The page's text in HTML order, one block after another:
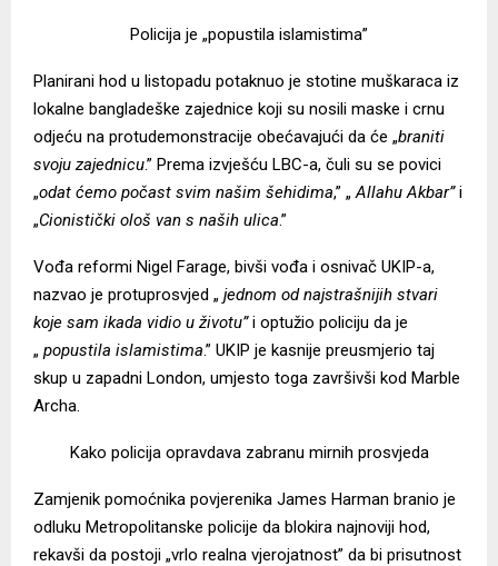
Policija je „popustila islamistima”
Planirani hod u listopadu potaknuo je stotine muškaraca iz
lokalne bangladeške zajednice koji su nosili maske i crnu
odjeću na protudemonstracije obećavajući da će „braniti
svoju zajednicu.” Prema izvješću LBC-a, čuli su se povici
„odat ćemo počast svim našim šehidima,” „ Allahu Akbar”i
„Cionistički ološ van s naših ulica.”
Vođa reformi Nigel Farage, bivši vođa i osnivač UKIP-a,
nazvao je protuprosvjed „ jednom od najstrašnijih stvari
koje sam ikada vidio u životu”i optužio policiju da je
„ popustila islamistima.” UKIP je kasnije preusmjerio taj
skup u zapadni London, umjesto toga završivši kod Marble
Archa.
Kako policija opravdava zabranu mirnih prosvjeda
Zamjenik pomoćnika povjerenika James Harman branio je
odluku Metropolitanske policije da blokira najnoviji hod,
rekavši da postoji „vrlo realna vjerojatnost” da bi prisutnost